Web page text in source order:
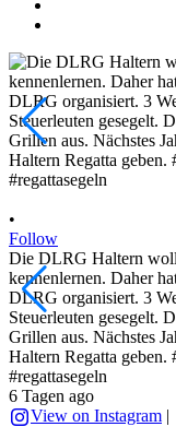
•
Follow
Die DLRG Haltern
kennenlernen. Daher
DLRG organisiert. 3
Steuerleuten gesegelt.
Grillen aus. Nächstes
Haltern Regatta geben.
#regattasegeln
6 Tagen ago
View on Instagram |